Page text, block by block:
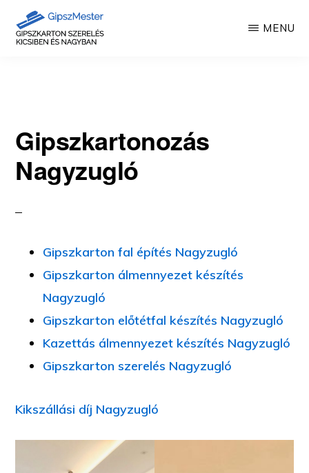
MENU
Gipszkartonozás
Nagyzugló
Gipszkarton fal építés Nagyzugló
Gipszkarton álmennyezet készítés
Nagyzugló
Gipszkarton előtétfal készítés Nagyzugló
Kazettás álmennyezet készítés Nagyzugló
Gipszkarton szerelés Nagyzugló
Kikszállási díj Nagyzugló